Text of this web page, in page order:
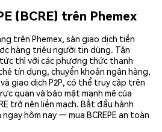
(BCRE) trên Phemex
trên Phemex, sàn giao dịch tiền
hàng triệu người tin dùng. Tận
thì với các phương thức thanh
tín dụng, chuyển khoản ngân hàng,
giao dịch P2P, có thể truy cập trên
quan và bảo mật mạnh mẽ của
trở nên liền mạch. Bắt đầu hành
hôm nay — mua BCREPE an toàn